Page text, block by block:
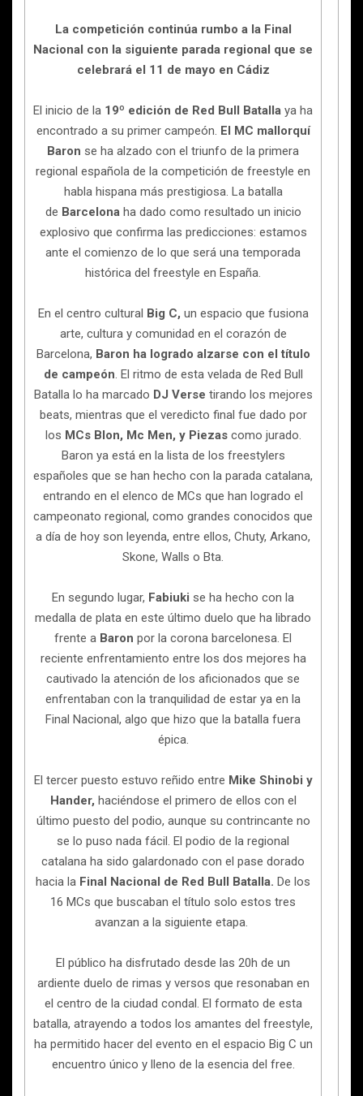
La competición continúa rumbo a la Final
Nacional con la siguiente parada regional que se
celebrará el 11 de mayo en Cádiz
El inicio de la 19º edición de Red Bull Batalla ya ha
encontrado a su primer campeón. El MC mallorquí
Baron se ha alzado con el triunfo de la primera
regional española de la competición de freestyle en
habla hispana más prestigiosa. La batalla
de Barcelonaha dado como resultado un inicio
explosivo que confirma las predicciones: estamos
ante el comienzo de lo que será una temporada
histórica del freestyle en España.
En el centro cultural Big C, un espacio que fusiona
arte, cultura y comunidad en el corazón de
Barcelona, Baron ha logrado alzarse con el título
de campeón. El ritmo de esta velada de Red Bull
Batalla lo ha marcado DJ Verse tirando los mejores
beats, mientras que el veredicto final fue dado por
los MCs Blon, Mc Men, y Piezascomo jurado.
Baron ya está en la lista de los freestylers
españoles que se han hecho con la parada catalana,
entrando en el elenco de MCs que han logrado el
campeonato regional, como grandes conocidos que
a día de hoy son leyenda, entre ellos, Chuty, Arkano,
Skone, Walls o Bta.
En segundo lugar, Fabiuki se ha hecho con la
medalla de plata en este último duelo que ha librado
frente a Baron por la corona barcelonesa. El
reciente enfrentamiento entre los dos mejores ha
cautivado la atención de los aficionados que se
enfrentaban con la tranquilidad de estar ya en la
Final Nacional, algo que hizo que la batalla fuera
épica.
El tercer puesto estuvo reñido entre Mike Shinobi y
Hander, haciéndose el primero de ellos con el
último puesto del podio, aunque su contrincante no
se lo puso nada fácil. El podio de la regional
catalana ha sido galardonado con el pase dorado
hacia la Final Nacional de Red Bull Batalla. De los
16 MCs que buscaban el título solo estos tres
avanzan a la siguiente etapa.
El público ha disfrutado desde las 20h de un
ardiente duelo de rimas y versos que resonaban en
el centro de la ciudad condal. El formato de esta
batalla, atrayendo a todos los amantes del freestyle,
ha permitido hacer del evento en el espacio Big C un
encuentro único y lleno de la esencia del free.